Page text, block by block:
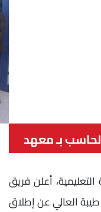
بـ معهد
أعلن فريق
العالي عن إطلاق